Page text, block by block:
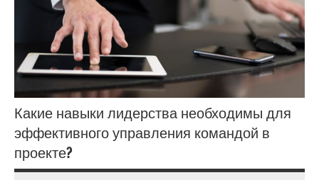
Какие навыки лидерства необходимы для
эффективного управления командой в
проекте?